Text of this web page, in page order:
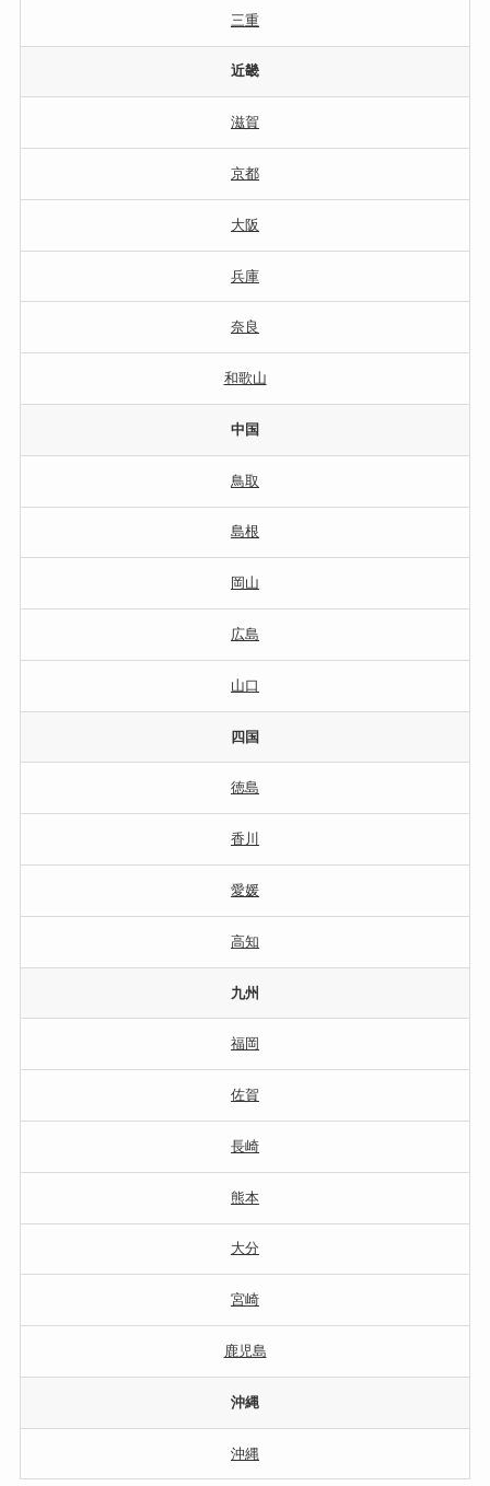
三重
近畿
滋賀
京都
大阪
兵庫
奈良
和歌山
中国
鳥取
島根
岡山
広島
山口
四国
徳島
香川
愛媛
高知
九州
福岡
佐賀
長崎
熊本
大分
宮崎
鹿児島
沖縄
沖縄